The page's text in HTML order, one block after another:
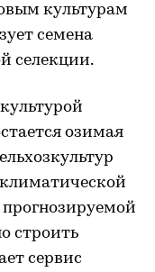
культурам
семена
селекции.
озимая
прогнозируемой
строить
сервис